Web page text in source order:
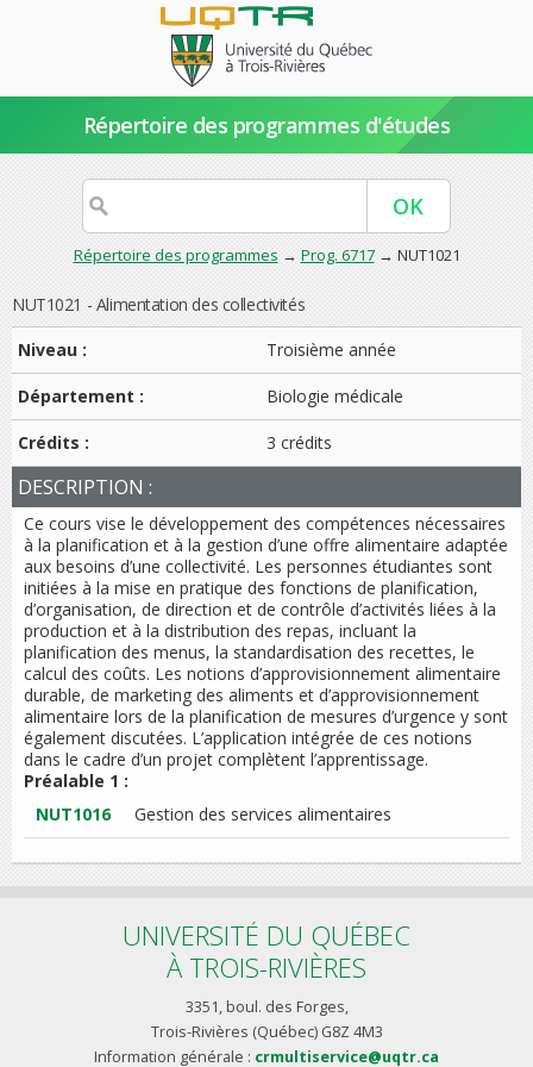
Répertoire des programmes d'études
Répertoire des programmes → Prog. 6717→ NUT1021
NUT1021 - Alimentation des collectivités
Niveau :
Troisième année
Département : Biologie médicale
Crédits : 3 crédits
DESCRIPTION :
Ce cours vise le développement des compétences nécessaires
à la planification et à la gestion d’une offre alimentaire adaptée
aux besoins d’une collectivité. Les personnes étudiantes sont
initiées à la mise en pratique des fonctions de planification,
d’organisation, de direction et de contrôle d’activités liées à la
production et à la distribution des repas, incluant la
planification des menus, la standardisation des recettes, le
calcul des coûts. Les notions d’approvisionnement alimentaire
durable, de marketing des aliments et d’approvisionnement
alimentaire lors de la planification de mesures d’urgence y sont
également discutées. L’application intégrée de ces notions
dans le cadre d’un projet complètent l’apprentissage.
Préalable 1 :
NUT1016
Gestion des services alimentaires
UNIVERSITÉ DU QUÉBEC
À TROIS-RIVIÈRES
3351, boul. des Forges,
Trois-Rivières (Québec) G8Z 4M3
Information générale : crmultiservice@uqtr.ca